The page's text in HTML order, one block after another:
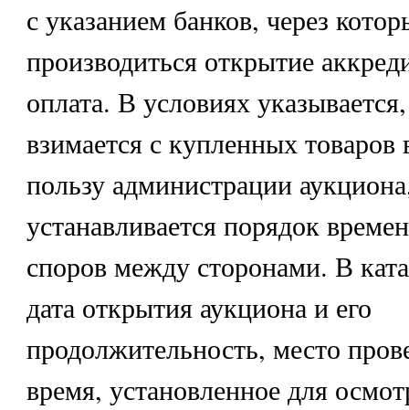
с указанием банков, через
производиться открытие
оплата. В условиях
взимается с купленных товаров
пользу администрации
устанавливается порядок
споров между сторонами. В
дата открытия аукциона и его
продолжительность, место
время, установленное для